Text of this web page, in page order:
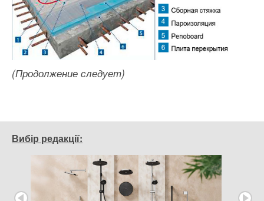
(Продолжение следует)
Вибір редакції: